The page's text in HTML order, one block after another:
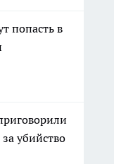
попасть в
убийство